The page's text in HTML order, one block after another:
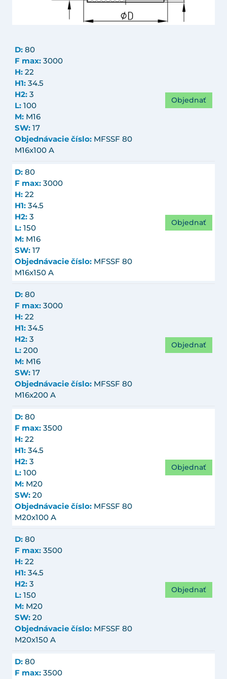
D: 80
F max: 3000
H: 22
H1: 34.5
H2: 3
L: 100
M: M16
SW: 17
Objednávacie číslo: MFSSF 80
M16x100 A
Objednať
D: 80
F max: 3000
H: 22
H1: 34.5
H2: 3
L: 150
M: M16
SW: 17
Objednávacie číslo: MFSSF 80
M16x150 A
Objednať
D: 80
F max: 3000
H: 22
H1: 34.5
H2: 3
L: 200
M: M16
SW: 17
Objednávacie číslo: MFSSF 80
M16x200 A
Objednať
D: 80
F max: 3500
H: 22
H1: 34.5
H2: 3
L: 100
M: M20
SW: 20
Objednávacie číslo: MFSSF 80
M20x100 A
Objednať
D: 80
F max: 3500
H: 22
H1: 34.5
H2: 3
L: 150
M: M20
SW: 20
Objednávacie číslo: MFSSF 80
M20x150 A
Objednať
D: 80
F max: 3500